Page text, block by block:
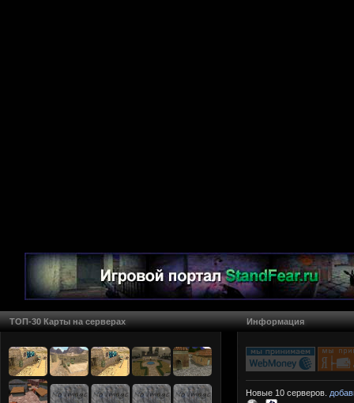
ТОП-30 Карты на серверах Информация
Новые 10 серверов.